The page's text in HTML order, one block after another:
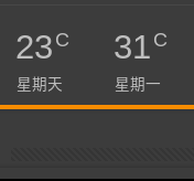
23C
星期天
31C
星期一